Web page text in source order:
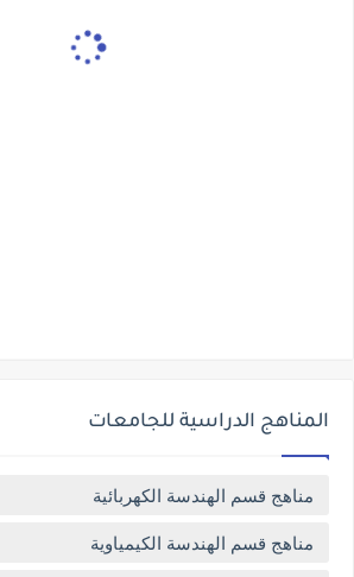
المناهج الدراسية للجامعات
مناهج قسم الهندسة الكهربائية
مناهج قسم الهندسة الكيمياوية